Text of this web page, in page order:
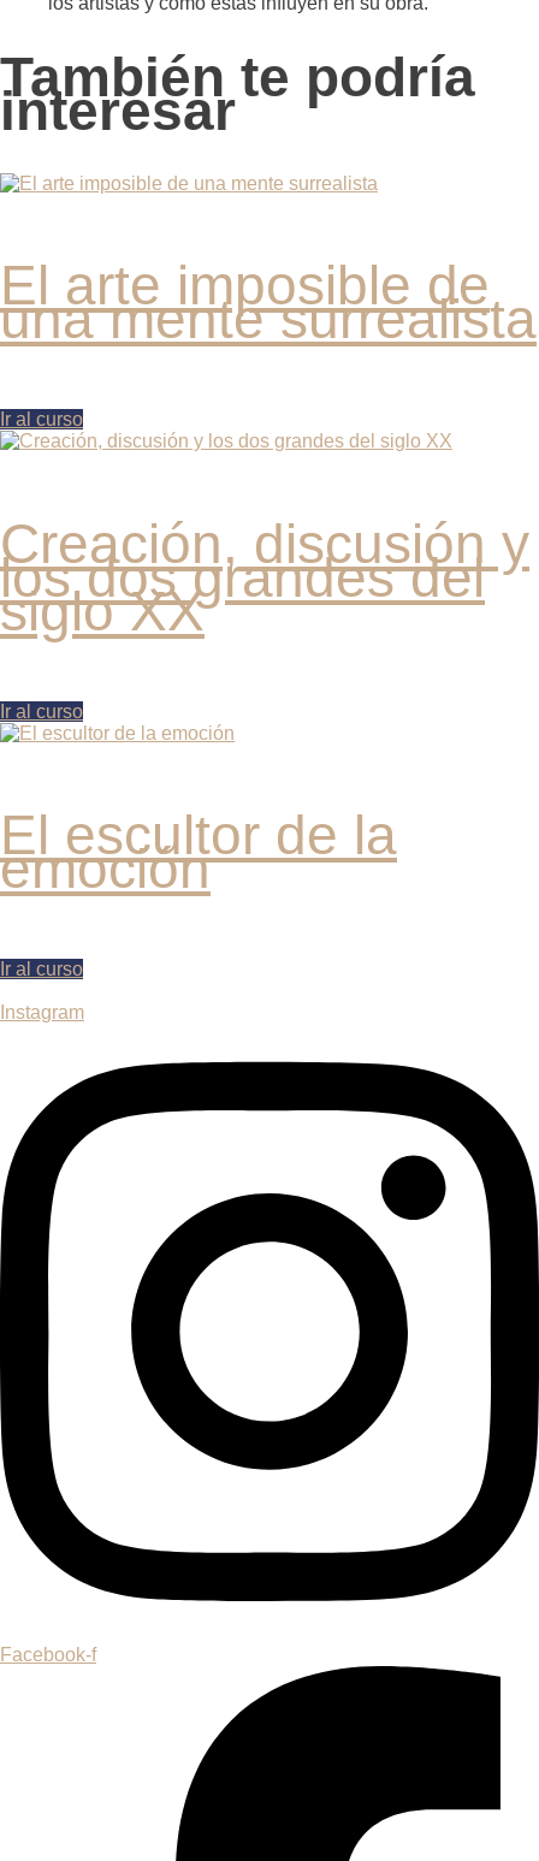
También te podría
interesar
El arte imposible de
una mente surrealista
Ir al curso
Creación, discusión y
los dos grandes del
siglo XX
Ir al curso
El escultor de la
emoción
Ir al curso
Instagram
Facebook-f